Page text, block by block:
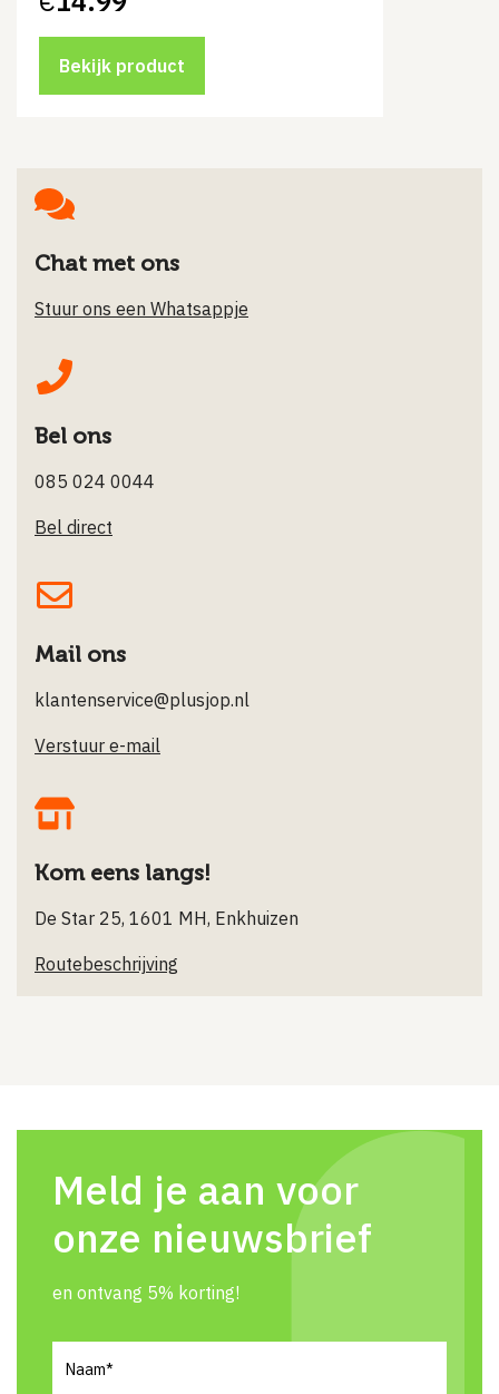
Bekijk product
Chat met ons
Stuur ons een Whatsappje
Bel ons
085 024 0044
Bel direct
Mail ons
klantenservice@plusjop.nl
Verstuur e-mail
Kom eens langs!
De Star 25, 1601 MH, Enkhuizen
Routebeschrijving
Meld je aan voor
onze nieuwsbrief
en ontvang 5% korting!